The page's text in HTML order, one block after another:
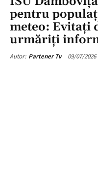
pentru
meteo: Evitați
urmăriți
Autor: Partener Tv 09/07/2026